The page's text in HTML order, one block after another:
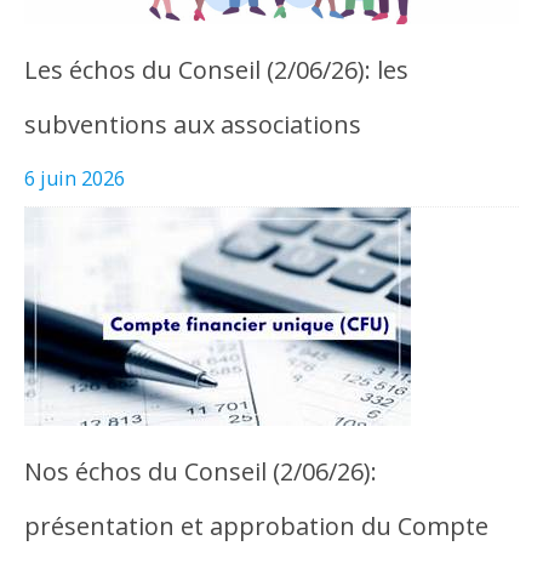
Les échos du Conseil (2/06/26): les
subventions aux associations
6 juin 2026
Nos échos du Conseil (2/06/26):
présentation et approbation du Compte